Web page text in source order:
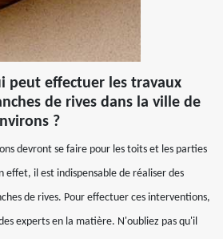
peut effectuer les travaux
de rives dans la ville de
?
devront se faire pour les toits et les parties
effet, il est indispensable de réaliser des
de rives. Pour effectuer ces interventions,
experts en la matière. N'oubliez pas qu'il